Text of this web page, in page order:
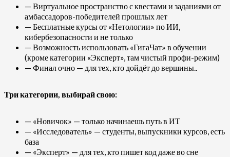
— Виртуальное пространство с квестами и заданиями от
амбассадоров-победителей прошлых лет
— Бесплатные курсы от «Нетологии» по ИИ,
кибербезопасности и не только
— Возможность использовать «ГигаЧат» в обучении
(кроме категории «Эксперт», там чистый профи-режим)
— Финал очно — для тех, кто дойдёт до вершины..
Три категории, выбирай свою:
— «Новичок» — только начинаешь путь в ИТ
— «Исследователь» — студенты, выпускники курсов, есть
база
— «Эксперт» — для тех, кто пишет код даже во сне